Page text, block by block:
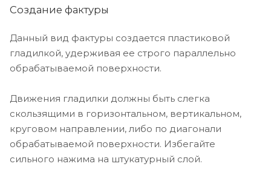
Создание фактуры
Данный вид фактуры создается пластиковой
гладилкой, удерживая ее строго параллельно
обрабатываемой поверхности.
Движения гладилки должны быть слегка
скользящими в горизонтальном, вертикальном,
круговом направлении, либо по диагонали
обрабатываемой поверхности. Избегайте
сильного нажима на штукатурный слой.